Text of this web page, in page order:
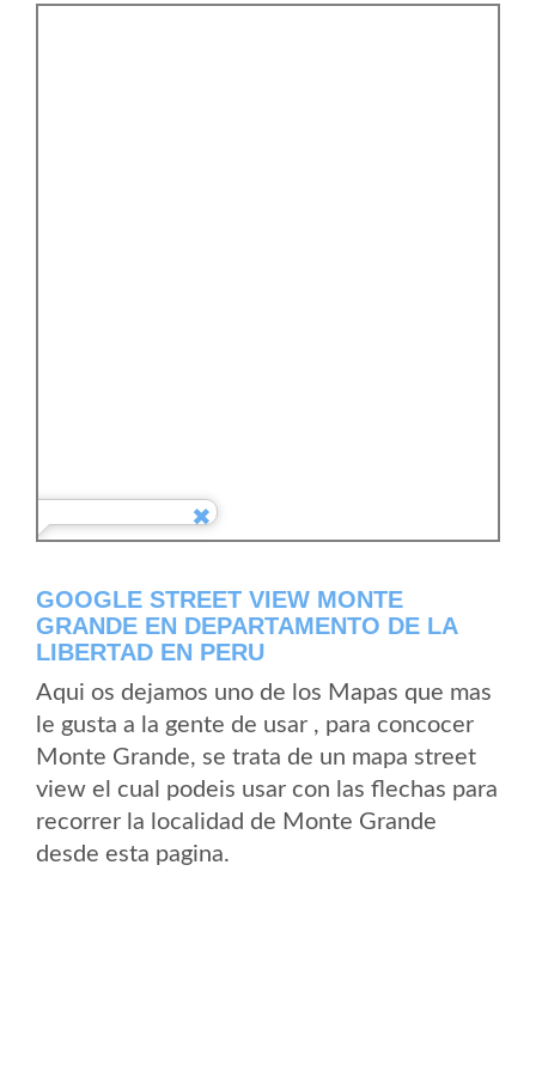
GOOGLE STREET VIEW MONTE
GRANDE EN DEPARTAMENTO DE LA
LIBERTAD EN PERU
Aqui os dejamos uno de los Mapas que mas
le gusta a la gente de usar , para concocer
Monte Grande, se trata de un mapa street
view el cual podeis usar con las flechas para
recorrer la localidad de Monte Grande
desde esta pagina.